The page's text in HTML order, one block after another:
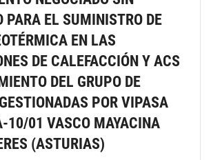
PARA EL SUMINISTRO DE
EN LAS
DE CALEFACCIÓN Y ACS
DEL GRUPO DE
POR VIPASA
10/01 VASCO MAYACINA
(ASTURIAS)